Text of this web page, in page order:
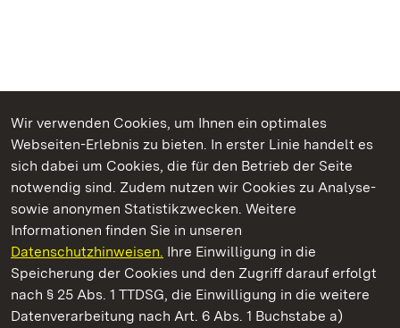
Wir verwenden Cookies, um Ihnen ein optimales
Webseiten-Erlebnis zu bieten. In erster Linie handelt es
sich dabei um Cookies, die für den Betrieb der Seite
notwendig sind. Zudem nutzen wir Cookies zu Analyse-
sowie anonymen Statistikzwecken. Weitere
Informationen finden Sie in unseren
Datenschutzhinweisen. Ihre Einwilligung in die
Speicherung der Cookies und den Zugriff darauf erfolgt
nach § 25 Abs. 1 TTDSG, die Einwilligung in die weitere
Datenverarbeitung nach Art. 6 Abs. 1 Buchstabe a)
Kommen. Staunen. Genießen.
Residenzschloss Ludwigsburg
Staatliche Schlösser und Gärten Baden-Württemberg